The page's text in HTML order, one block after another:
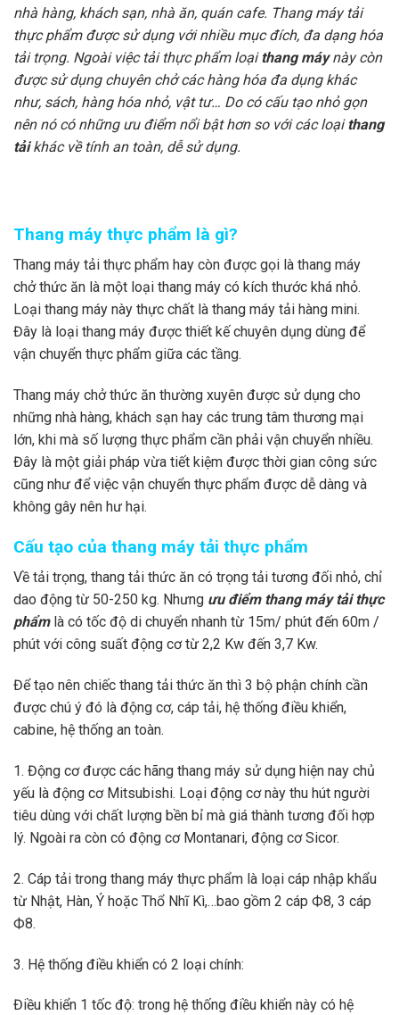
nhà hàng, khách sạn, nhà ăn, quán cafe. Thang máy tải
thực phẩm được sử dụng với nhiều mục đích, đa dạng hóa
tải trọng. Ngoài việc tải thực phẩm loạithang máynày còn
được sử dụng chuyên chở các hàng hóa đa dụng khác
như, sách, hàng hóa nhỏ, vật tư… Do có cấu tạo nhỏ gọn
nên nó có những ưu điểm nổi bật hơn so với các loạithang
tảikhác về tính an toàn, dễ sử dụng.
Thang máy thực phẩm là gì?
Thang máy tải thực phẩm hay còn được gọi là thang máy
chở thức ăn là một loại thang máy có kích thước khá nhỏ.
Loại thang máy này thực chất là thang máy tải hàng mini.
Đây là loại thang máy được thiết kế chuyên dụng dùng để
vận chuyển thực phẩm giữa các tầng.
Thang máy chở thức ăn thường xuyên được sử dụng cho
những nhà hàng, khách sạn hay các trung tâm thương mại
lớn, khi mà số lượng thực phẩm cần phải vận chuyển nhiều.
Đây là một giải pháp vừa tiết kiệm được thời gian công sức
cũng như để việc vận chuyển thực phẩm được dễ dàng và
không gây nên hư hại.
Cấu tạo của thang máy tải thực phẩm
Về tải trọng, thang tải thức ăn có trọng tải tương đối nhỏ, chỉ
dao động từ 50-250 kg. Nhưng ưu điểm thang máy tải thực
phẩmlà có tốc độ di chuyển nhanh từ 15m/ phút đến 60m /
phút với công suất động cơ từ 2,2 Kw đến 3,7 Kw.
Để tạo nên chiếc thang tải thức ăn thì 3 bộ phận chính cần
được chú ý đó là động cơ, cáp tải, hệ thống điều khiển,
cabine, hệ thống an toàn.
1. Động cơ được các hãng thang máy sử dụng hiện nay chủ
yếu là động cơ Mitsubishi. Loại động cơ này thu hút người
tiêu dùng với chất lượng bền bỉ mà giá thành tương đối hợp
lý. Ngoài ra còn có động cơ Montanari, động cơ Sicor.
2. Cáp tải trong thang máy thực phẩm là loại cáp nhập khẩu
từ Nhật, Hàn, Ý hoặc Thổ Nhĩ Kì,…bao gồm 2 cáp Ф8, 3 cáp
Ф8.
3. Hệ thống điều khiển có 2 loại chính:
Điều khiển 1 tốc độ: trong hệ thống điều khiển này có hệ